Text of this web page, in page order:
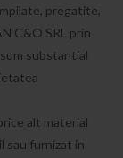
pregatite,
C&O SRL prin
substantial
alt material
sau furnizat in